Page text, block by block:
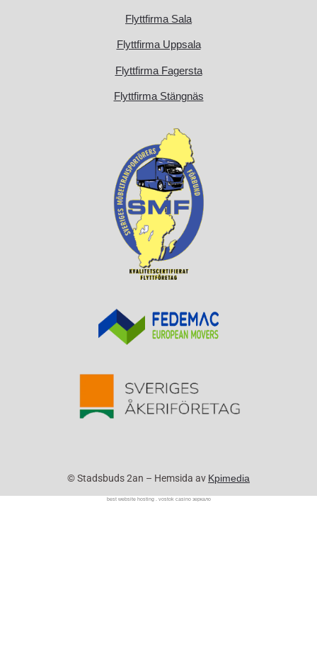
Flyttfirma Sala
Flyttfirma Uppsala
Flyttfirma Fagersta
Flyttfirma Stängnäs
© Stadsbuds 2an – Hemsida av Kpimedia
best website hosting. vostok casino зеркало